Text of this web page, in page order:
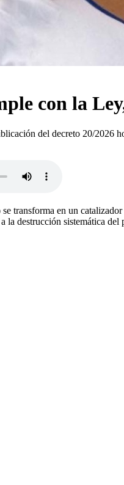
con la
del decreto 20/2026
transforma en un
la destrucción sistemática del